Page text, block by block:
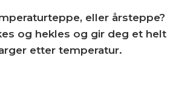
eller årsteppe?
og hekles og gir deg et helt
etter temperatur.